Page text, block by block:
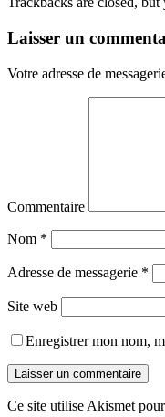
Laisser un
Votre adresse de
Commentaire
Nom *
Adresse de messagerie *
Site web
Enregistrer mon nom,
Ce site utilise Akismet